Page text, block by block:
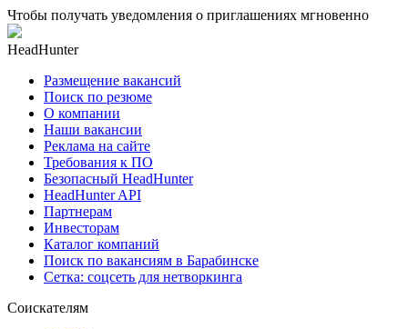
Чтобы получать уведомления о приглашениях мгновенно
HeadHunter
Размещение вакансий
Поиск по резюме
О компании
Наши вакансии
Реклама на сайте
Требования к ПО
Безопасный HeadHunter
HeadHunter API
Партнерам
Инвесторам
Каталог компаний
Поиск по вакансиям в Барабинске
Сетка: соцсеть для нетворкинга
Соискателям